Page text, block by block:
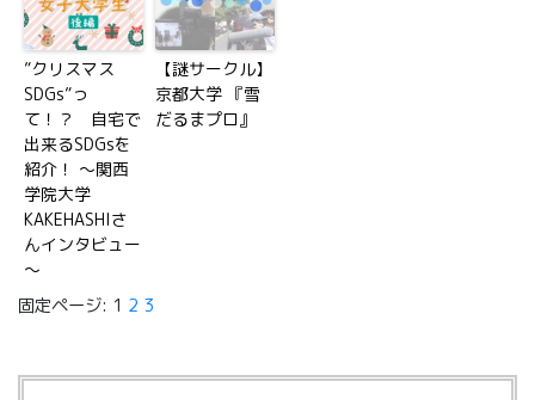
”クリスマス
SDGs”っ
て！？ 自宅で
出来るSDGsを
紹介！ ～関西
学院大学
KAKEHASHIさ
んインタビュー
～
【謎サークル】
京都大学 『雪
だるまプロ』
固定ページ: 1 2 3